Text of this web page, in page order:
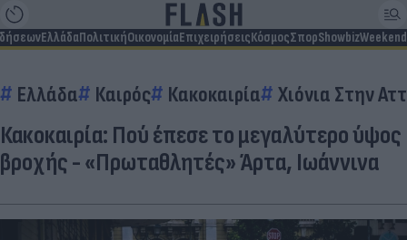
ΕλλάδαΠολιτικήΟικονομίαΕπιχειρήσειςΚόσμοςΣπορShowbizWeekend
Ελλάδα Καιρός Κακοκαιρία Χιόνια Στην
Κακοκαιρία: Πού έπεσε το μεγαλύτερο ύψος
βροχής - «Πρωταθλητές» Άρτα, Ιωάννινα